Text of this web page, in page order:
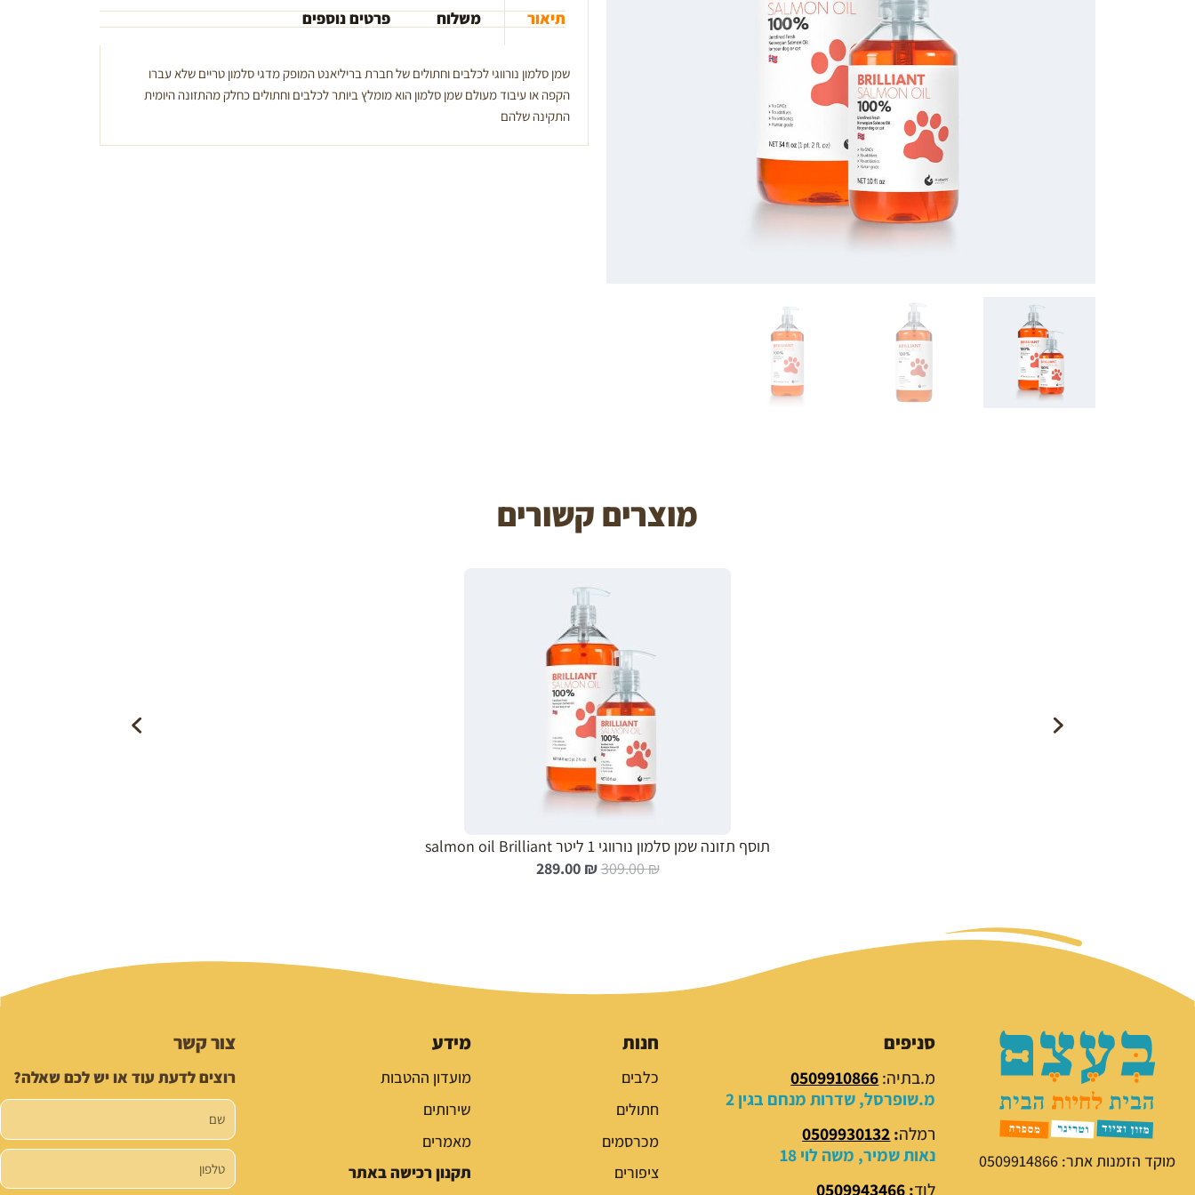
נורווגי
300
מ"ל
salmon
oil
Brilliant
תיאור משלוח פרטים נוספים
שמן סלמון נורווגי לכלבים וחתולים של חברת בריליאנט המופק מדגי סלמון טריים שלא עברו
הקפה או עיבוד מעולם שמן סלמון הוא מומלץ ביותר לכלבים וחתולים כחלק מהתזונה היומית
התקינה שלהם
מוצרים קשורים
הוספה לעגלה
תוסף תזונה שמן סלמון נורווגי 1 ליטר salmon oil Brilliant
309.00₪
ה
מ
289.00 ₪
ה
נ
מוקד הזמנות אתר: 0509914866
סניפים
מ.בתיה:0509910866
מ.שופרסל, שדרות מנחם בגין 2
רמלה:
0509930132
נאות שמיר, משה לוי 18
לוד:
0509943466
חנות
כלבים
חתולים
מכרסמים
ציפורים
מידע
מועדון ההטבות
שירותים
מאמרים
תקנון רכישה באתר
צור קשר
רוצים לדעת עוד או יש לכם שאלה?
שם
טלפון